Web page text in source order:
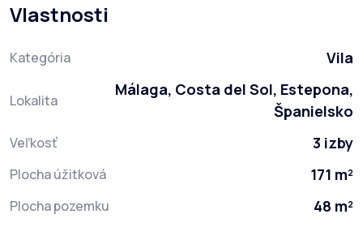
Vlastnosti
Kategória Vila
Lokalita
Málaga, Costa del Sol, Estepona,
Španielsko
Veľkosť 3 izby
Plocha úžitková 171 m²
Plocha pozemku 48 m²